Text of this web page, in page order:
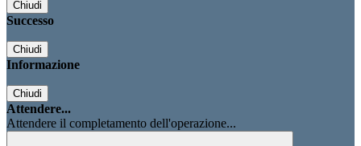
Chiudi
Successo
Chiudi
Informazione
Chiudi
Attendere...
Attendere il completamento dell'operazione...